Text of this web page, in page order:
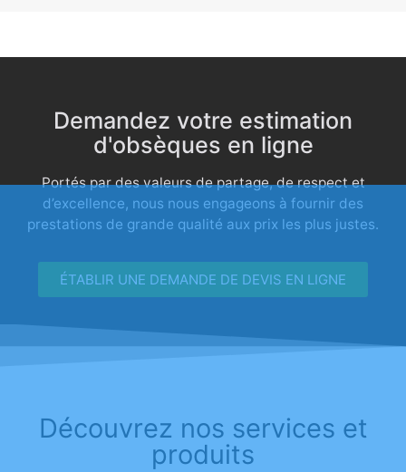
Demandez votre estimation
d'obsèques en ligne
Portés par des valeurs de partage, de respect et
d’excellence, nous nous engageons à fournir des
prestations de grande qualité aux prix les plus justes.
ÉTABLIR UNE DEMANDE DE DEVIS EN LIGNE
Découvrez nos services et
produits